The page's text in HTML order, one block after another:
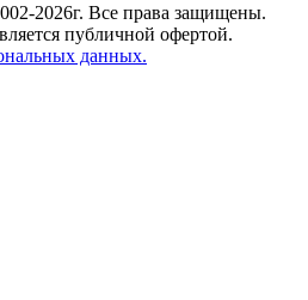
2026г. Все права защищены.
публичной офертой.
данных.